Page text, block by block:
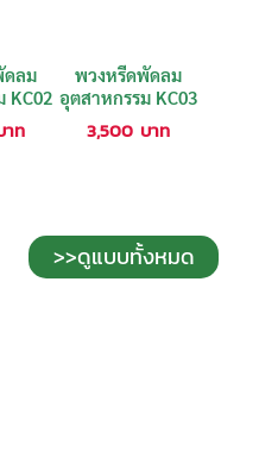
ดลม
KC02
าท
พวงหรีดพัดลม
อุตสาหกรรม KC03
3,500 บาท
>>ดูแบบทั้งหมด